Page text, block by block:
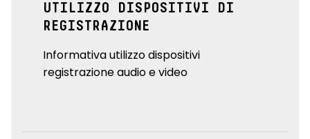
UTILIZZO DISPOSITIVI DI
REGISTRAZIONE
Informativa utilizzo dispositivi
registrazione audio e video